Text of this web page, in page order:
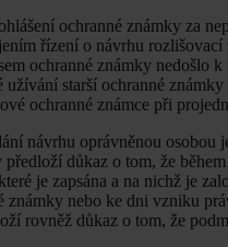
ochranné známky za
řízení o návrhu
ochranné známky nedošlo
užívání starší ochranné
ochranné známce při
návrhu oprávněnou osobou
předloží důkaz o tom, že
je zapsána a na nichž je
známky nebo ke dni vzniku
rovněž důkaz o tom, že